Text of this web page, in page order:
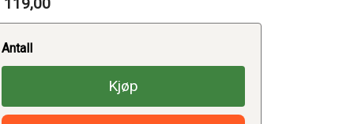
Antall
Kjøp